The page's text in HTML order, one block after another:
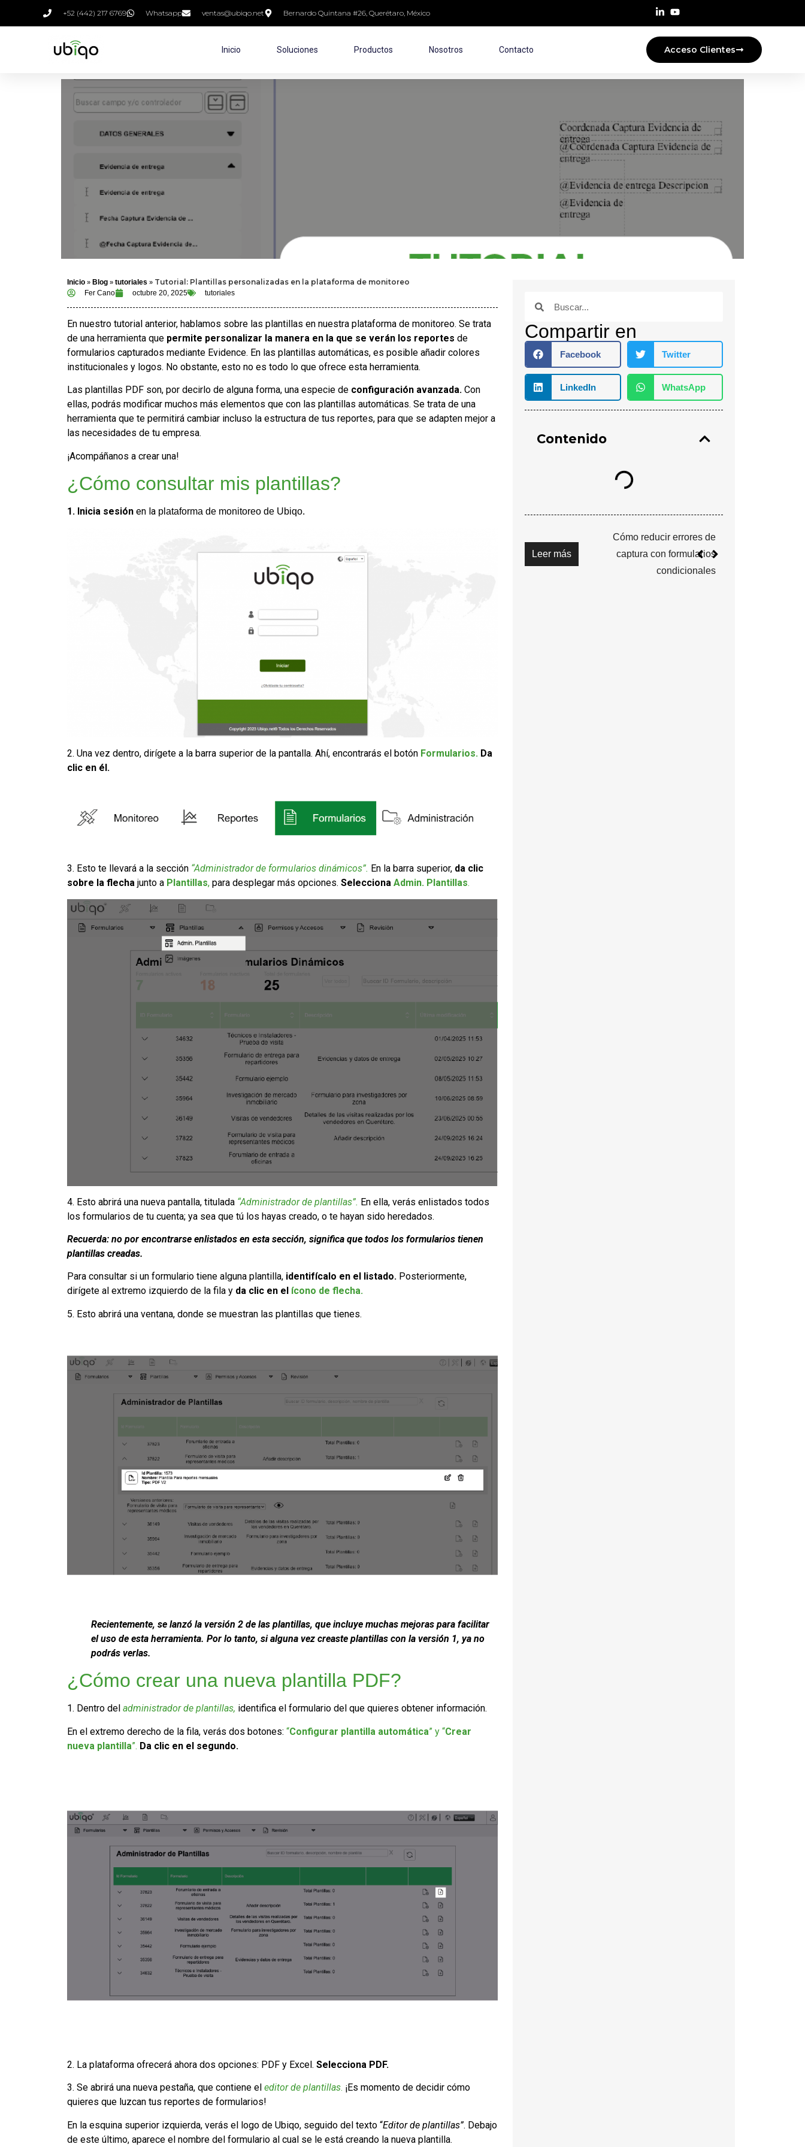
+52 (442) 217 6769 Whatsapp ventas@ubiqo.net Bernardo Quintana #26, Querétaro, México
Inicio Soluciones Productos Nosotros Contacto Acceso Clientes
Inicio » Blog » tutoriales » Tutorial: Plantillas personalizadas en la plataforma de monitoreo
Fer Cano octubre 20, 2025 tutoriales
En nuestro tutorial anterior, hablamos sobre las plantillas en nuestra plataforma de monitoreo. Se trata
de una herramienta que permite personalizar la manera en la que se verán los reportes de
formularios capturados mediante Evidence. En las plantillas automáticas, es posible añadir colores
institucionales y logos. No obstante, esto no es todo lo que ofrece esta herramienta.
Las plantillas PDF son, por decirlo de alguna forma, una especie de configuración avanzada. Con
ellas, podrás modificar muchos más elementos que con las plantillas automáticas. Se trata de una
herramienta que te permitirá cambiar incluso la estructura de tus reportes, para que se adapten mejor a
las necesidades de tu empresa.
¡Acompáñanos a crear una!
¿Cómo consultar mis plantillas?
1. Inicia sesión en la plataforma de monitoreo de Ubiqo.
2. Una vez dentro, dirígete a la barra superior de la pantalla. Ahí, encontrarás el botón Formularios. Da
clic en él.
3. Esto te llevará a la sección “Administrador de formularios dinámicos”. En la barra superior, da clic
sobre la flecha junto a Plantillas, para desplegar más opciones. Selecciona Admin. Plantillas.
4. Esto abrirá una nueva pantalla, titulada “Administrador de plantillas”. En ella, verás enlistados todos
los formularios de tu cuenta; ya sea que tú los hayas creado, o te hayan sido heredados.
Recuerda: no por encontrarse enlistados en esta sección, significa que todos los formularios tienen
plantillas creadas.
Para consultar si un formulario tiene alguna plantilla, identifícalo en el listado. Posteriormente,
dirígete al extremo izquierdo de la fila y da clic en el ícono de flecha.
5. Esto abrirá una ventana, donde se muestran las plantillas que tienes.
Recientemente, se lanzó la versión 2 de las plantillas, que incluye muchas mejoras para facilitar
el uso de esta herramienta. Por lo tanto, si alguna vez creaste plantillas con la versión 1, ya no
podrás verlas.
¿Cómo crear una nueva plantilla PDF?
1. Dentro del administrador de plantillas, identifica el formulario del que quieres obtener información.
En el extremo derecho de la fila, verás dos botones: “Configurar plantilla automática” y “Crear
nueva plantilla”. Da clic en el segundo.
2. La plataforma ofrecerá ahora dos opciones: PDF y Excel. Selecciona PDF.
3. Se abrirá una nueva pestaña, que contiene el editor de plantillas. ¡Es momento de decidir cómo
quieres que luzcan tus reportes de formularios!
En la esquina superior izquierda, verás el logo de Ubiqo, seguido del texto “Editor de plantillas”. Debajo
de este último, aparece el nombre del formulario al cual se le está creando la nueva plantilla.
Compartir en
Facebook Twitter
LinkedIn WhatsApp
Contenido
Leer más
Cómo reducir errores de
captura con formularios
condicionales